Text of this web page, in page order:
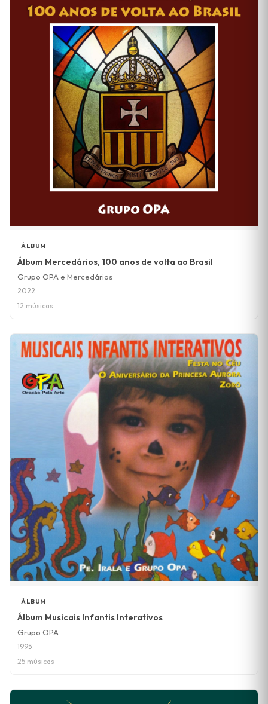
ÁLBUM
Álbum Mercedários, 100 anos de volta ao Brasil
Grupo OPA e Mercedários
2022
12 músicas
ÁLBUM
Álbum Musicais Infantis Interativos
Grupo OPA
1995
25 músicas